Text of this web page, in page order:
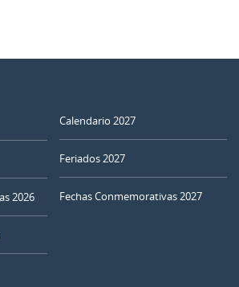
2026
Calendario 2027
Feriados 2027
Fechas Conmemorativas 2027